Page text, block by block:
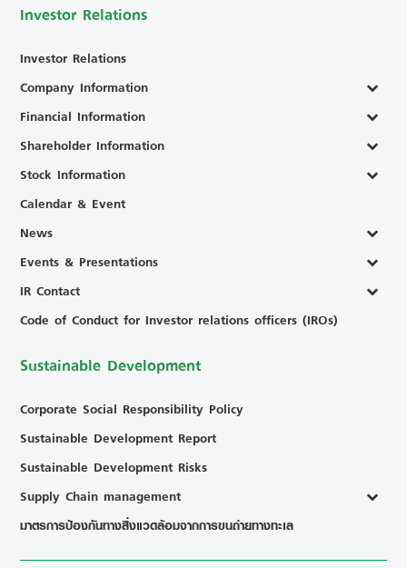
Investor Relations
Investor Relations
Company Information
Financial Information
Shareholder Information
Stock Information
Calendar & Event
News
Events & Presentations
IR Contact
Code of Conduct for Investor relations officers (IROs)
Sustainable Development
Corporate Social Responsibility Policy
Sustainable Development Report
Sustainable Development Risks
Supply Chain management
มาตรการป้องกันทางสิ่งแวดล้อมจากการขนถ่ายทางทะเล